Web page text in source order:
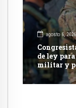
agosto 6, 2026
de ley
militar y